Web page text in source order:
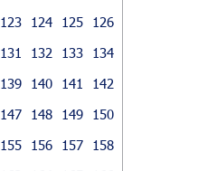
123 124 125
126
131 132 133
134
139 140 141
142
147 148 149
150
155 156 157
158